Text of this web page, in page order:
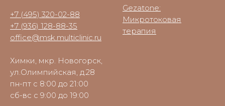
+7 (495) 320-02-88
+7 (936) 128-88-35
office@msk.multiclinic.ru
Химки, мкр. Новогорск,
ул.Олимпийская, д.28
пн-пт с 8:00 до 21:00
сб-вс с 9:00 до 19:00
Gezatone:
Микротоковая
терапия